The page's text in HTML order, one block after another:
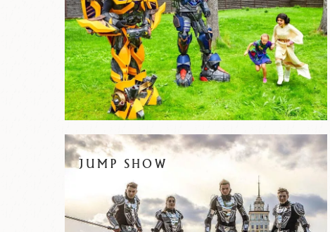
JUMP SHOW